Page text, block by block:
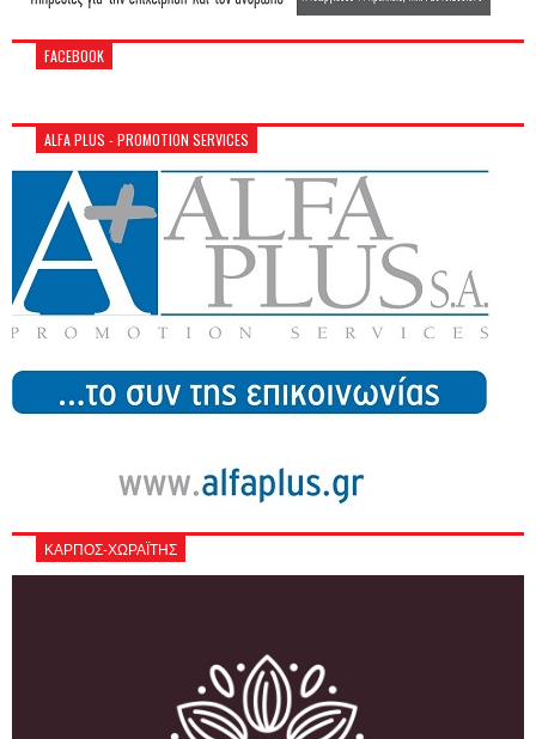
FACEBOOK
ALFA PLUS - PROMOTION SERVICES
ΚΑΡΠΟΣ-ΧΩΡΑΪΤΗΣ